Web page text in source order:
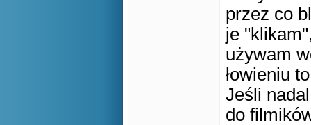
przez co
je
używam
łowieniu
Jeśli
do